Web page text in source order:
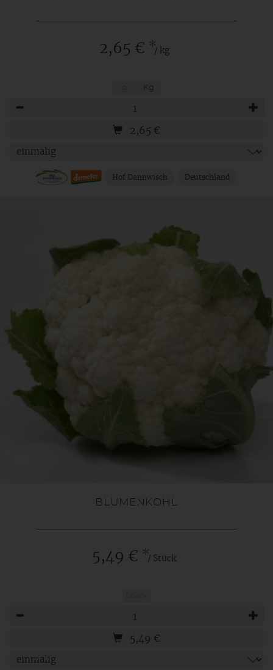
2,65 € */ kg
Kg
2,65 €
Hof Dannwisch Deutschland
BLUMENKOHL
5,49 € */ Stück
5,49 €